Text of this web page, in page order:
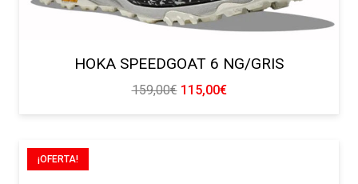
HOKA SPEEDGOAT 6 NG/GRIS
159,00€ El
precio
115,00€El
precio
¡OFERTA!